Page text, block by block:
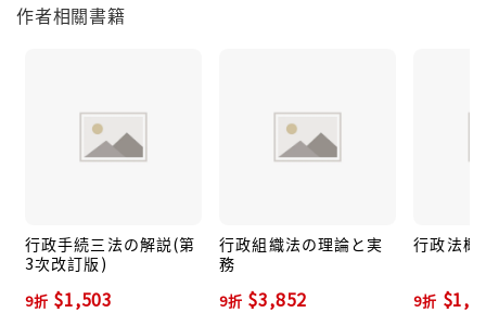
作者相關書籍
行政手続三法の解説(第
3次改訂版)
9折 $1,503
行政組織法の理論と実
務
9折 $3,852
行政法概
9折